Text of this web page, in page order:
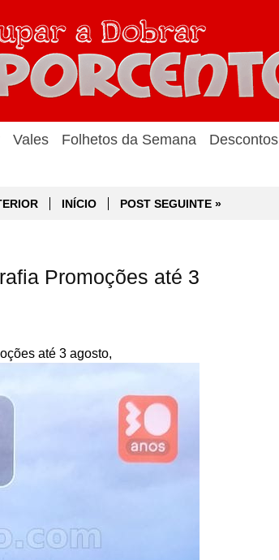
Vales Folhetos da Semana Descontos
INÍCIO POST SEGUINTE »
Promoções até 3
até 3 agosto,